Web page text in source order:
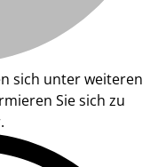
sich unter weiteren
Sie sich zu